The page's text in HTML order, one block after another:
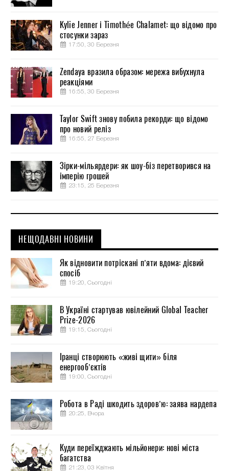
Kylie Jenner і Timothée Chalamet: що відомо про
стосунки зараз
17:50, 30 Березня
Zendaya вразила образом: мережа вибухнула
реакціями
16:55, 30 Березня
Taylor Swift знову побила рекорди: що відомо
про новий реліз
16:55, 27 Березня
Зірки-мільярдери: як шоу-біз перетворився на
імперію грошей
23:15, 25 Березня
НЕЩОДАВНІ НОВИНИ
Як відновити потріскані п’яти вдома: дієвий
спосіб
19:20, Сьогодні
В Україні стартував ювілейний Global Teacher
Prize-2026
19:15, Сьогодні
Іранці створюють «живі щити» біля
енергооб’єктів
19:00, Сьогодні
Робота в Раді шкодить здоров’ю: заява нардепа
20:25, Вчора
Куди переїжджають мільйонери: нові міста
багатства
21:23, 03 Квітня